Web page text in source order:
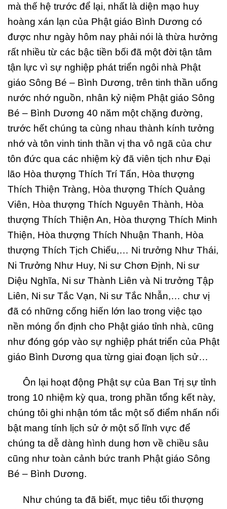
mà thế hệ trước để lại, nhất là diện mạo huy
hoàng xán lạn của Phật giáo Bình Dương có
được như ngày hôm nay phải nói là thừa hưởng
rất nhiều từ các bậc tiền bối đã một đời tận tâm
tận lực vì sự nghiệp phát triển ngôi nhà Phật
giáo Sông Bé – Bình Dương, trên tinh thần uống
nước nhớ nguồn, nhân kỷ niệm Phật giáo Sông
Bé – Bình Dương 40 năm một chặng đường,
trước hết chúng ta cùng nhau thành kính tưởng
nhớ và tôn vinh tinh thần vị tha vô ngã của chư
tôn đức qua các nhiệm kỳ đã viên tịch như Đại
lão Hòa thượng Thích Trí Tấn, Hòa thượng
Thích Thiện Tràng, Hòa thượng Thích Quảng
Viên, Hòa thượng Thích Nguyên Thành, Hòa
thượng Thích Thiện An, Hòa thượng Thích Minh
Thiện, Hòa thượng Thích Nhuận Thanh, Hòa
thượng Thích Tịch Chiếu,… Ni trưởng Như Thái,
Ni Trưởng Như Huy, Ni sư Chơn Định, Ni sư
Diệu Nghĩa, Ni sư Thành Liên và Ni trưởng Tập
Liên, Ni sư Tắc Vạn, Ni sư Tắc Nhẫn,… chư vị
đã có những cống hiến lớn lao trong việc tạo
nền móng ổn định cho Phật giáo tỉnh nhà, cũng
như đóng góp vào sự nghiệp phát triển của Phật
giáo Bình Dương qua từng giai đoạn lịch sử…
Ôn lại hoạt động Phật sự của Ban Trị sự tỉnh
trong 10 nhiệm kỳ qua, trong phần tổng kết này,
chúng tôi ghi nhận tóm tắc một số điểm nhấn nổi
bật mang tính lịch sử ở một số lĩnh vực để
chúng ta dễ dàng hình dung hơn về chiều sâu
cũng như toàn cảnh bức tranh Phật giáo Sông
Bé – Bình Dương.
Như chúng ta đã biết, mục tiêu tối thượng